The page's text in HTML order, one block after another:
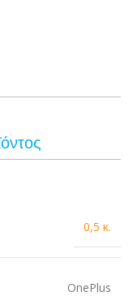
0,5 κ.
OnePlus